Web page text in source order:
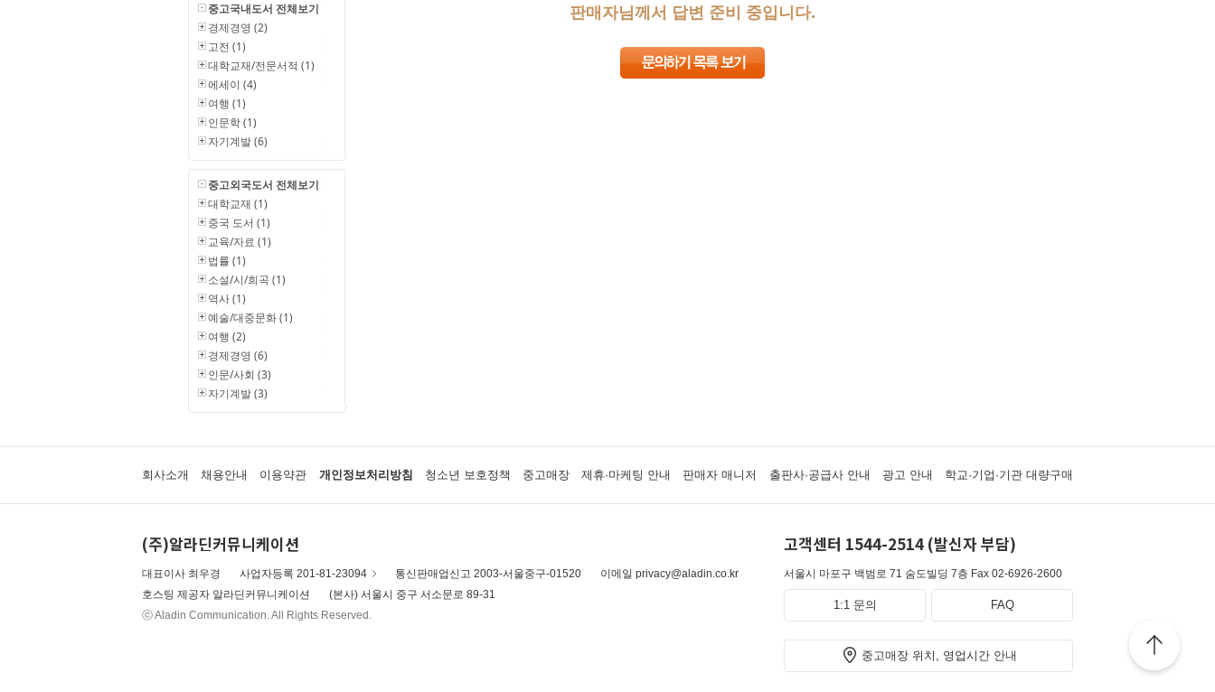
중고국내도서 전체보기
경제경영 (2)
고전 (1)
대학교재/전문서적 (1)
에세이 (4)
여행 (1)
인문학 (1)
자기계발 (6)
중고외국도서 전체보기
대학교재 (1)
중국 도서 (1)
교육/자료 (1)
법률 (1)
소설/시/희곡 (1)
역사 (1)
예술/대중문화 (1)
여행 (2)
경제경영 (6)
인문/사회 (3)
자기계발 (3)
판매자님께서 답변 준비 중입니다.
회사소개 채용안내 이용약관 개인정보처리방침 청소년 보호정책 중고매장 제휴·마케팅 안내 판매자 매니저 출판사·공급사 안내 광고 안내 학교·기업·기관 대량구매
(주)알라딘커뮤니케이션
대표이사 최우경 사업자등록 201-81-23094 통신판매업신고 2003-서울중구-01520
이메일 privacy@aladin.co.kr
호스팅 제공자 알라딘커뮤니케이션
(본사) 서울시 중구 서소문로 89-31
ⓒ Aladin Communication. All Rights Reserved.
고객센터 1544-2514 (발신자 부담)
서울시 마포구 백범로 71 숨도빌딩 7층 Fax 02-6926-2600
1:1 문의 FAQ
중고매장 위치, 영업시간 안내